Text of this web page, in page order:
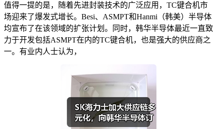
值得一提的是，随着先进封装技术的广泛应用，TC键合机市
场迎来了爆发式增长。Besi、ASMPT和Hanmi（韩美）半导体
均宣布了在该领域的扩张计划。同时，韩华半导体最近一直致
力于开发包括ASMPT在内的TC键合机，也是强大的供应商之
一。有业内人士认为，